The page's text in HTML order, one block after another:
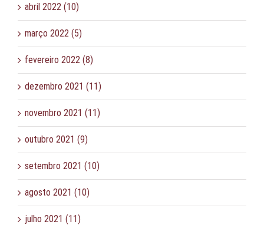
abril 2022 (10)
março 2022 (5)
fevereiro 2022 (8)
dezembro 2021 (11)
novembro 2021 (11)
outubro 2021 (9)
setembro 2021 (10)
agosto 2021 (10)
julho 2021 (11)